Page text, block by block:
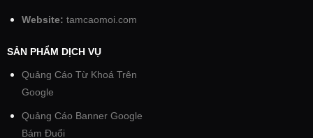
Website: tamcaomoi.com
SẢN PHẨM DỊCH VỤ
Quảng Cáo Từ Khoá Trên
Google
Quảng Cáo Banner Google
Bám Đuổi